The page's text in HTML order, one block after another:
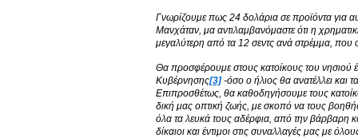
Γνωρίζουμε πως 24 δολάρια σε προϊόντα για
Μανχάταν, μα αντιλαμβανόμαστε ότι η
μεγαλύτερη από τα 12 σεντς ανά στρέμμα, που
Θα προσφέρουμε στους κατοίκους του νησιού
Κυβέρνησης[3]-όσο ο ήλιος θα ανατέλλει και
Επιπροσθέτως, θα καθοδηγήσουμε τους
δική μας οπτική ζωής, με σκοπό να τους
όλα τα λευκά τους αδέρφια, από την βάρβαρη
δίκαιοι και έντιμοι στις συναλλαγές μας με